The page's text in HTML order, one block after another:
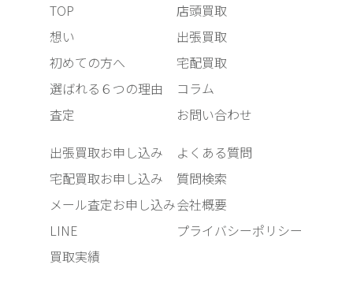
TOP
想い
初めての方へ
選ばれる６つの理由
査定
店頭買取
出張買取
宅配買取
コラム
お問い合わせ
出張買取お申し込み
宅配買取お申し込み
メール査定お申し込み
LINE
買取実績
よくある質問
質問検索
会社概要
プライバシーポリシー